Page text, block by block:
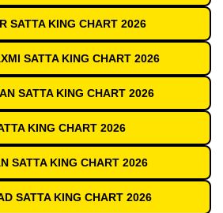
SATTA KING CHART 2026
SATTA KING CHART 2026
SATTA KING CHART 2026
KING CHART 2026
SATTA KING CHART 2026
SATTA KING CHART 2026